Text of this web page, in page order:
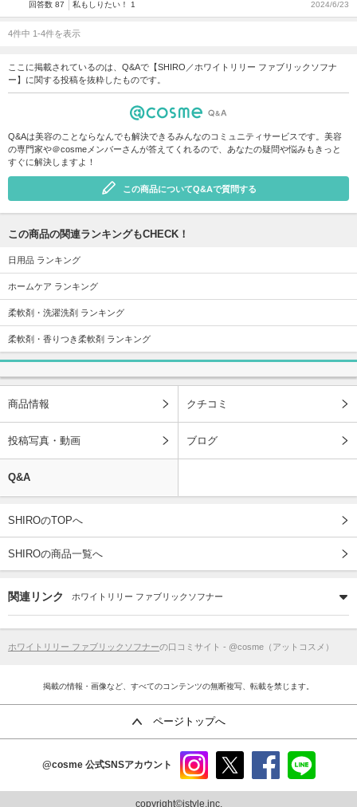
回答数 87 私もしりたい！ 1 2024/6/23
4件中 1-4件を表示
ここに掲載されているのは、Q&Aで【SHIRO／ホワイトリリー ファブリックソフナ
ー】に関する投稿を抜粋したものです。
Q&Aは美容のことならなんでも解決できるみんなのコミュニティサービスです。美容
の専門家や＠cosmeメンバーさんが答えてくれるので、あなたの疑問や悩みもきっと
すぐに解決しますよ！
この商品についてQ&Aで質問する
この商品の関連ランキングもCHECK！
日用品 ランキング
ホームケア ランキング
柔軟剤・洗濯洗剤 ランキング
柔軟剤・香りつき柔軟剤 ランキング
商品情報 クチコミ
投稿写真・動画 ブログ
Q&A
SHIROのTOPへ
SHIROの商品一覧へ
関連リンク ホワイトリリー ファブリックソフナー
ホワイトリリー ファブリックソフナーの口コミサイト - @cosme（アットコスメ）
掲載の情報・画像など、すべてのコンテンツの無断複写、転載を禁じます。
ページトップへ
@cosme 公式SNSアカウント
ram
copyright©istyle,inc.